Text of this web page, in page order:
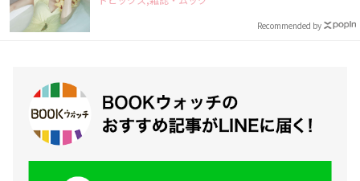
Recommended by